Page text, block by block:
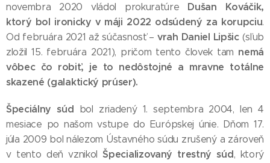
novembra 2020 vládol prokuratúre Dušan Kováčik,
ktorý bol ironicky v máji 2022 odsúdený za korupciu.
Od februára 2021 až súčasnosť –vrah Daniel Lipšic(sľub
zložil 15. februára 2021), pričom tento človek tam nemá
vôbec čo robiť, je to nedôstojné a mravne totálne
skazené (galaktický prúser).
Špeciálny súd bol zriadený 1. septembra 2004, len 4
mesiace po našom vstupe do Európskej únie. Dňom 17.
júla 2009 bol nálezom Ústavného súdu zrušený a zároveň
v tento deň vznikol Špecializovaný trestný súd, ktorý